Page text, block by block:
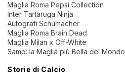
Maglia Roma Pepsi Collection
Inter Tartaruga Ninja
Autografi Schumacher
Maglia Roma Brain Dead
Maglia Milan x Off-White
Samp: la Maglia più Bella del Mondo
Storie di Calcio